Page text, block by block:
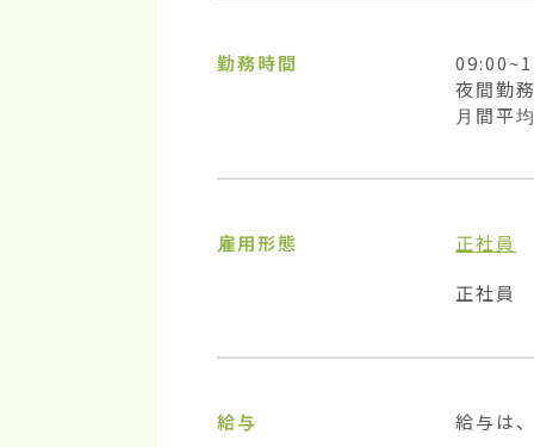
勤務時間
夜間勤
月間平
雇用形態
正社員
正社員
給与 給与は